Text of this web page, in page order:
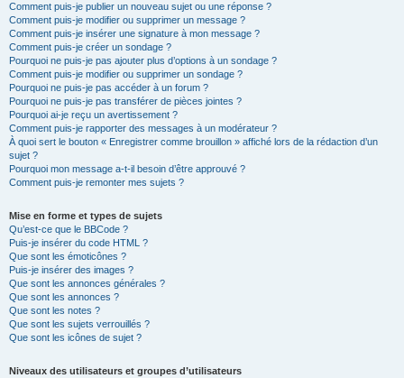
Comment puis-je publier un nouveau sujet ou une réponse ?
Comment puis-je modifier ou supprimer un message ?
Comment puis-je insérer une signature à mon message ?
Comment puis-je créer un sondage ?
Pourquoi ne puis-je pas ajouter plus d’options à un sondage ?
Comment puis-je modifier ou supprimer un sondage ?
Pourquoi ne puis-je pas accéder à un forum ?
Pourquoi ne puis-je pas transférer de pièces jointes ?
Pourquoi ai-je reçu un avertissement ?
Comment puis-je rapporter des messages à un modérateur ?
À quoi sert le bouton « Enregistrer comme brouillon » affiché lors de la rédaction d’un
sujet ?
Pourquoi mon message a-t-il besoin d’être approuvé ?
Comment puis-je remonter mes sujets ?
Mise en forme et types de sujets
Qu’est-ce que le BBCode ?
Puis-je insérer du code HTML ?
Que sont les émoticônes ?
Puis-je insérer des images ?
Que sont les annonces générales ?
Que sont les annonces ?
Que sont les notes ?
Que sont les sujets verrouillés ?
Que sont les icônes de sujet ?
Niveaux des utilisateurs et groupes d’utilisateurs